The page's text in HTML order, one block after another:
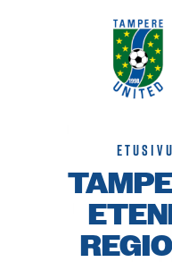
Etusivu